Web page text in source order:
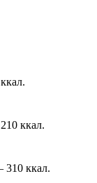
ккал.
310 ккал.